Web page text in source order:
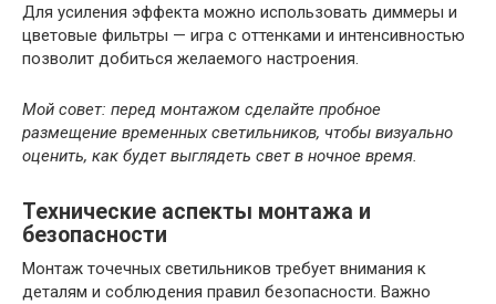
Для усиления эффекта можно использовать диммеры и
цветовые фильтры — игра с оттенками и интенсивностью
позволит добиться желаемого настроения.
Мой совет: перед монтажом сделайте пробное
размещение временных светильников, чтобы визуально
оценить, как будет выглядеть свет в ночное время.
Технические аспекты монтажа и
безопасности
Монтаж точечных светильников требует внимания к
деталям и соблюдения правил безопасности. Важно